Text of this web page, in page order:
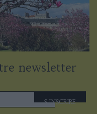
newsletter
S'INSCRIRE